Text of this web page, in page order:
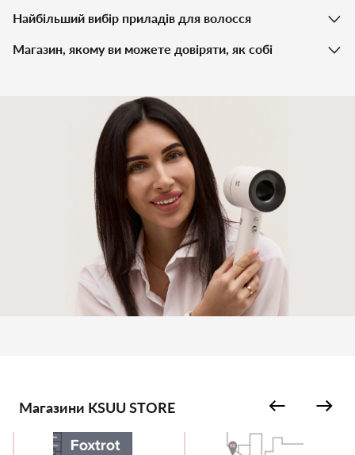
Найбільший вибір приладів для волосся
Магазин, якому ви можете довіряти, як собі
Магазини KSUU STORE